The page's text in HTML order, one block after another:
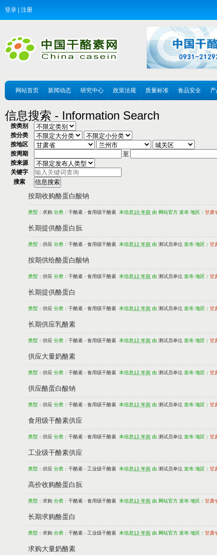
登录 注册
网站首页 新闻动态 研究中心 政策法规 质量标准 食品安全
信息搜索 - Information Search
按类别
按分类
按地区
按周期
至
按来源
关键字
搜索
按期收购酪蛋白酸钠
类型： 求购 分类： 干酪素 - 食用级干酪素 本信息 10 年前 由 网站官方 发布 地区： 甘肃
长期提供酪蛋白朊
类型： 供应 分类： 干酪素 - 食用级干酪素 本信息 12 年前 由 测试员单位 发布 地区： 甘
按期供给酪蛋白酸钠
类型： 供应 分类： 干酪素 - 食用级干酪素 本信息 12 年前 由 测试员单位 发布 地区： 甘
长期提供酪蛋白
类型： 供应 分类： 干酪素 - 食用级干酪素 本信息 12 年前 由 测试员单位 发布 地区： 甘
长期供应乳酪素
类型： 供应 分类： 干酪素 - 食用级干酪素 本信息 12 年前 由 测试员单位 发布 地区： 甘
供应大量奶酪素
类型： 供应 分类： 干酪素 - 食用级干酪素 本信息 12 年前 由 测试员单位 发布 地区： 甘
供应酪蛋白酸钠
类型： 供应 分类： 干酪素 - 食用级干酪素 本信息 12 年前 由 测试员单位 发布 地区： 甘
食用级干酪素供应
类型： 供应 分类： 干酪素 - 食用级干酪素 本信息 12 年前 由 测试员单位 发布 地区： 甘
工业级干酪素供应
类型： 供应 分类： 干酪素 - 工业级干酪素 本信息 12 年前 由 测试员单位 发布 地区： 甘
高价收购酪蛋白朊
类型： 求购 分类： 干酪素 - 食用级干酪素 本信息 12 年前 由 网站官方 发布 地区： 甘肃
长期求购酪蛋白
类型： 求购 分类： 干酪素 - 工业级干酪素 本信息 12 年前 由 网站官方 发布 地区： 甘肃
求购大量奶酪素